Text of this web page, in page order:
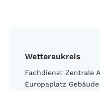
Wetteraukreis
Fachdienst Zentrale
Europaplatz Gebäude